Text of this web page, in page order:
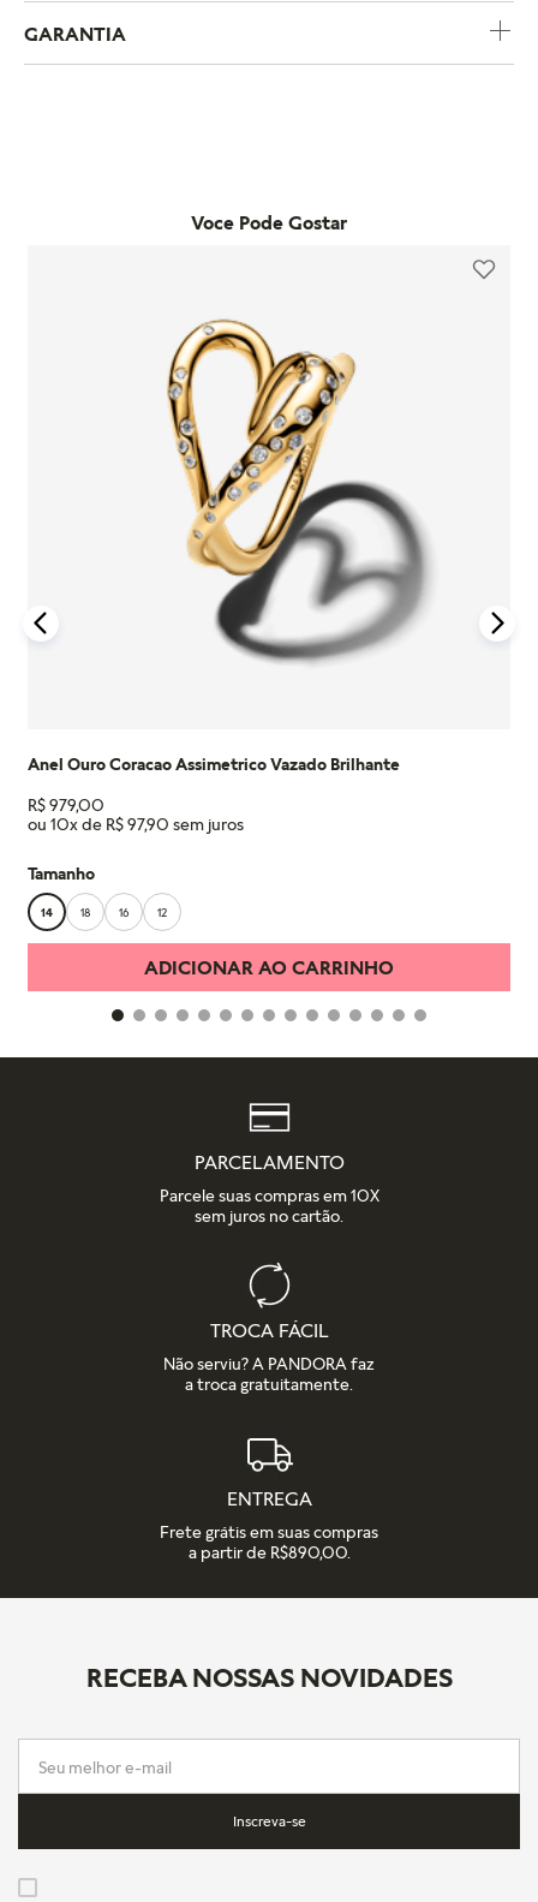
COMPRE POR CATEGORIA
Nossos Best Sellers